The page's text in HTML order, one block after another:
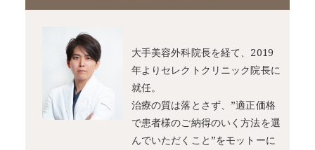
大手美容外科院長を経て、2019
年よりセレクトクリニック院長に
就任。
治療の質は落とさず、”適正価格
で患者様のご納得のいく方法を選
んでいただくこと”をモットーに